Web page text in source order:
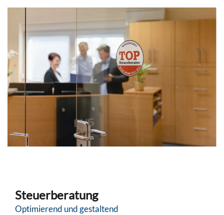
Steuerberatung
Optimierend und gestaltend